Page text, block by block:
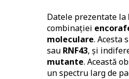
Datele prezentate la
combinației
moleculare. Acesta
sau RNF43, și
mutante. Această
un spectru larg de